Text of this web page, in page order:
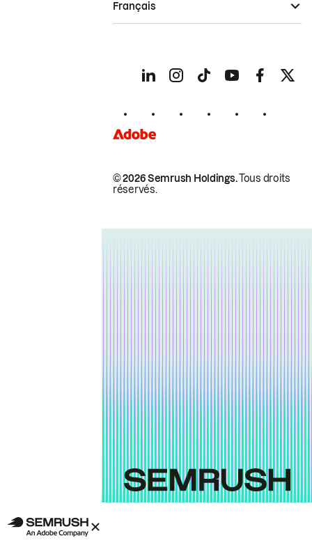
© 2026 Semrush Holdings.Tous droits
réservés.
Français